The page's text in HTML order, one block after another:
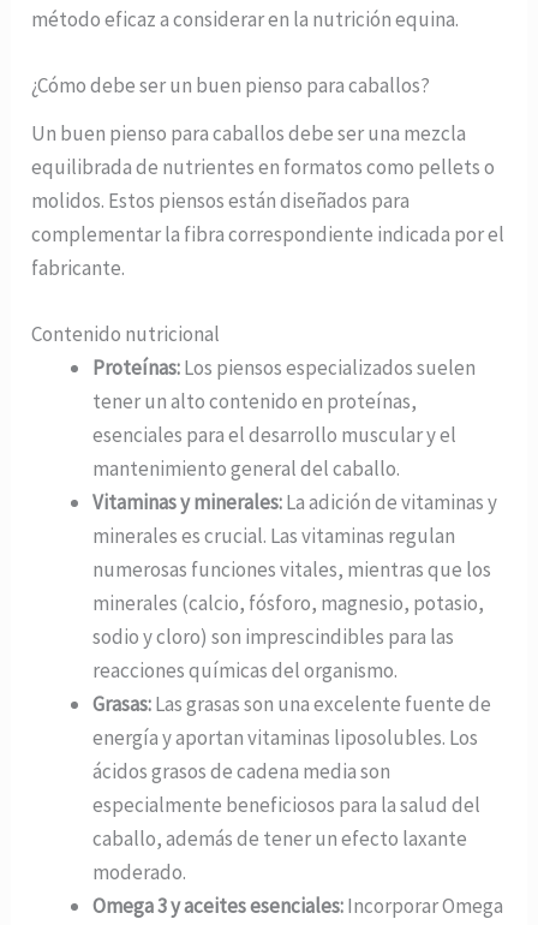
método eficaz a considerar en la nutrición equina.
¿Cómo debe ser un buen pienso para caballos?
Un buen pienso para caballos debe ser una mezcla
equilibrada de nutrientes en formatos como pellets o
molidos. Estos piensos están diseñados para
complementar la fibra correspondiente indicada por el
fabricante.
Contenido nutricional
Proteínas:Los piensos especializados suelen
tener un alto contenido en proteínas,
esenciales para el desarrollo muscular y el
mantenimiento general del caballo.
Vitaminas y minerales:La adición de vitaminas y
minerales es crucial. Las vitaminas regulan
numerosas funciones vitales, mientras que los
minerales (calcio, fósforo, magnesio, potasio,
sodio y cloro) son imprescindibles para las
reacciones químicas del organismo.
Grasas:Las grasas son una excelente fuente de
energía y aportan vitaminas liposolubles. Los
ácidos grasos de cadena media son
especialmente beneficiosos para la salud del
caballo, además de tener un efecto laxante
moderado.
Omega 3 y aceites esenciales:Incorporar Omega